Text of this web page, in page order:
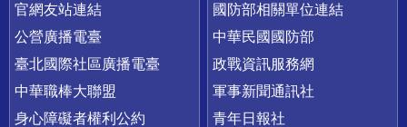
官網友站連結
公營廣播電臺
臺北國際社區廣播電臺
中華職棒大聯盟
身心障礙者權利公約
國防部相關單位連結
中華民國國防部
政戰資訊服務網
軍事新聞通訊社
青年日報社